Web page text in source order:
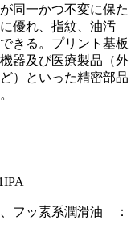
同一かつ不変に保た
優れ、指紋、油汚
きる。プリント基板
器及び医療製品（外
）といった精密部品
フッ素系潤滑油 ：